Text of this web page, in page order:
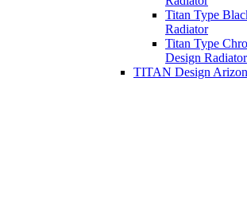
Titan Type
Radiator
Titan Type
Design Radiator
TITAN Design